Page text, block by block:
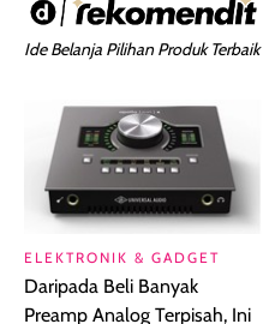
Ide Belanja Pilihan Produk Terbaik
ELEKTRONIK & GADGET
Daripada Beli Banyak
Preamp Analog Terpisah, Ini